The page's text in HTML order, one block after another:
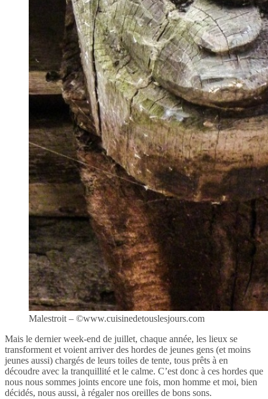
Malestroit – ©www.cuisinedetouslesjours.com
Mais le dernier week-end de juillet, chaque année, les lieux se
transforment et voient arriver des hordes de jeunes gens (et moins
jeunes aussi) chargés de leurs toiles de tente, tous prêts à en
découdre avec la tranquillité et le calme. C’est donc à ces hordes que
nous nous sommes joints encore une fois, mon homme et moi, bien
décidés, nous aussi, à régaler nos oreilles de bons sons.